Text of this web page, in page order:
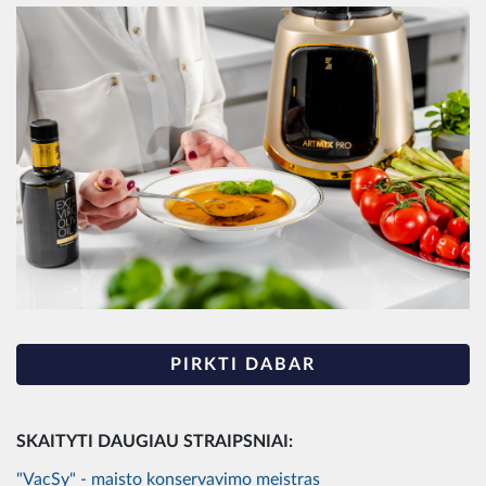
PIRKTI DABAR
SKAITYTI DAUGIAU STRAIPSNIAI:
"VacSy" - maisto konservavimo meistras